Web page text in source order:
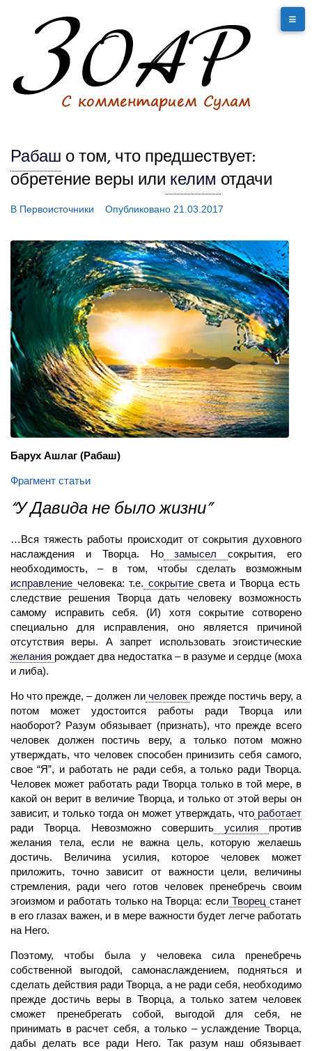
Рабаш о том, что предшествует:
обретение веры или келим отдачи
В Первоисточники Опубликовано 21.03.2017
Барух Ашлаг (Рабаш)
Фрагмент статьи
“У Давида не было жизни”
…Вся тяжесть работы происходит от сокрытия духовного
наслаждения и Творца. Нозамыселсокрытия, его
необходимость, – в том, чтобы сделать возможным
исправление человека: т.е. сокрытие света и Творца есть
следствие решения Творца дать человеку возможность
самому исправить себя. (И) хотя сокрытие сотворено
специально для исправления, оно является причиной
отсутствия веры. А запрет использовать эгоистические
желания рождает два недостатка – в разуме и сердце (моха
и либа).
Но что прежде, – должен ли человек прежде постичь веру, а
потом может удостоится работы ради Творца или
наоборот? Разум обязывает (признать), что прежде всего
человек должен постичь веру, а только потом можно
утверждать, что человек способен принизить себя самого,
свое “Я”, и работать не ради себя, а только ради Творца.
Человек может работать ради Творца только в той мере, в
какой он верит в величие Творца, и только от этой веры он
зависит, и только тогда он может утверждать, чтоработает
ради Творца. Невозможно совершить усилия против
желания тела, если не важна цель, которую желаешь
достичь. Величина усилия, которое человек может
приложить, точно зависит от важности цели, величины
стремления, ради чего готов человек пренебречь своим
эгоизмом и работать только на Творца: если Творец станет
в его глазах важен, и в мере важности будет легче работать
на Него.
Поэтому, чтобы была у человека сила пренебречь
собственной выгодой, самонаслаждением, подняться и
сделать действия ради Творца, а не ради себя, необходимо
прежде достичь веры в Творца, а только затем человек
сможет пренебрегать собой, выгодой для себя, не
принимать в расчет себя, а только – услаждение Творца,
дабы делать все ради Него. Так разум наш обязывает